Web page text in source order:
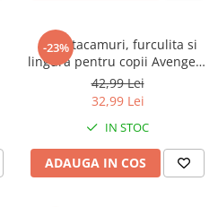
-23%
Set 2 tacamuri, furculita si
lingura pentru copii Avengers
15.5 cm
42,99 Lei
32,99 Lei
IN STOC
ADAUGA IN COS